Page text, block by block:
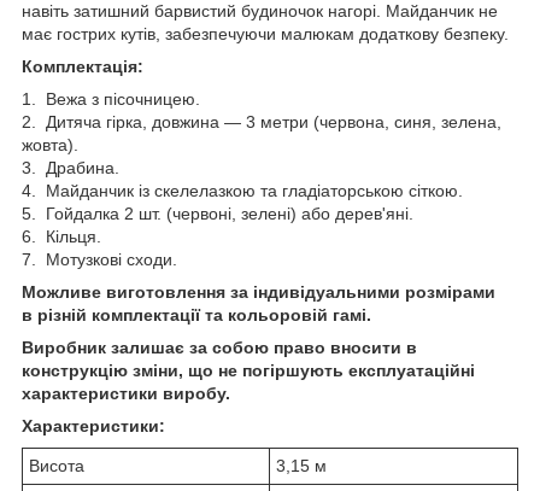
навіть затишний барвистий будиночок нагорі. Майданчик не
має гострих кутів, забезпечуючи малюкам додаткову безпеку.
Комплектація:
1. Вежа з пісочницею.
2. Дитяча гірка, довжина — 3 метри (червона, синя, зелена,
жовта).
3. Драбина.
4. Майданчик із скелелазкою та гладіаторською сіткою.
5. Гойдалка 2 шт. (червоні, зелені) або дерев'яні.
6. Кільця.
7. Мотузкові сходи.
Можливе виготовлення за індивідуальними розмірами
в різній комплектації та кольоровій гамі.
Виробник залишає за собою право вносити в
конструкцію зміни, що не погіршують експлуатаційні
характеристики виробу.
Характеристики:
Висота
3,15 м